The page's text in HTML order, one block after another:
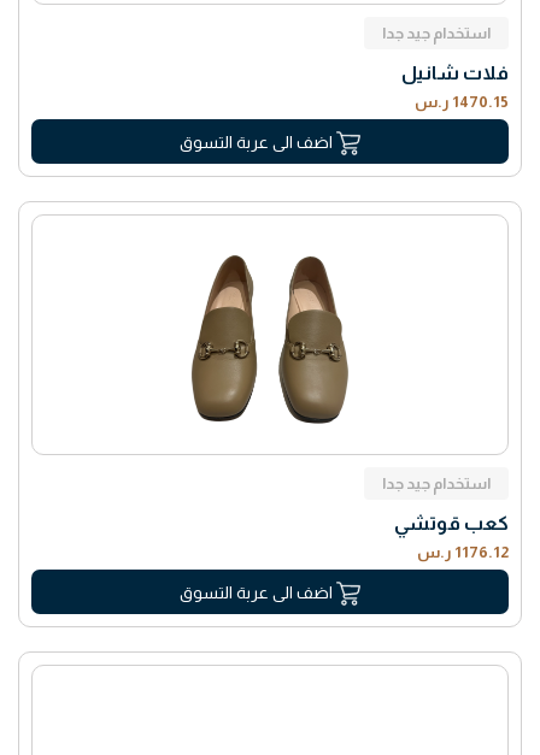
استخدام جيد جدا
فلات شانيل
1470.15 ر.س
اضف الى عربة التسوق
استخدام جيد جدا
كعب قوتشي
1176.12 ر.س
اضف الى عربة التسوق